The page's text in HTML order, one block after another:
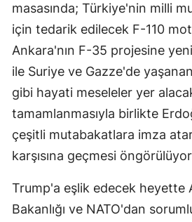
masasında; Türkiye'nin milli
için tedarik edilecek F-110
Ankara'nın F-35 projesine
ile Suriye ve Gazze'de
gibi hayati meseleler yer
tamamlanmasıyla birlikte
çeşitli mutabakatlara imza
karşısına geçmesi
Trump'a eşlik edecek heyette
Bakanlığı ve NATO'dan